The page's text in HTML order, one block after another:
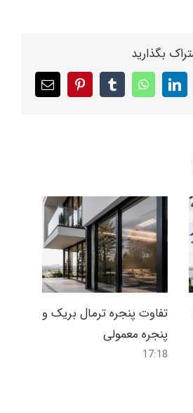
بگذارید
linkedin
whatsapp
tumblr
pinterest
Email
تفاوت پنجره ترمال بریک و
پنجره معمولی
17:18